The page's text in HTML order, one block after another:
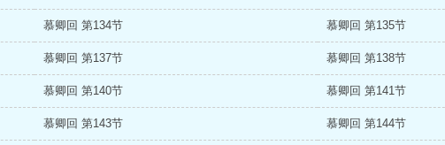
慕卿回 第134节 慕卿回 第135节
慕卿回 第137节 慕卿回 第138节
慕卿回 第140节 慕卿回 第141节
慕卿回 第143节 慕卿回 第144节